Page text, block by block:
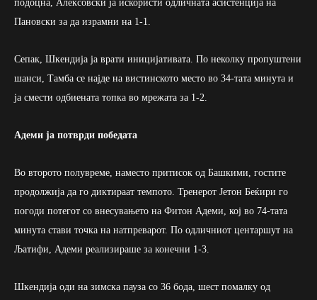
подоцна, Алексовски ја искористи одличната асистенција на
Пановски за да израмни на 1-1.
Сепак, Шкендија ја врати иницијативата. По неколку пропуштени
шанси, Тамба се најде на вистинското место во 34-тата минута и
ја смести одбиената топка во мрежата за 1-2.
Адеми ја потврди победата
Во второто полувреме, наместо притисок од Башкими, гостите
продолжија да го диктираат темпото. Тренерот Јетон Беќири го
погоди потегот со внесувањето на Фитон Адеми, кој во 74-тата
минута стави точка на натпреварот. По одличниот центаршут на
Љатифи, Адеми реализираше за конечни 1-3.
Шкендија оди на зимска пауза со 36 бода, шест помалку од